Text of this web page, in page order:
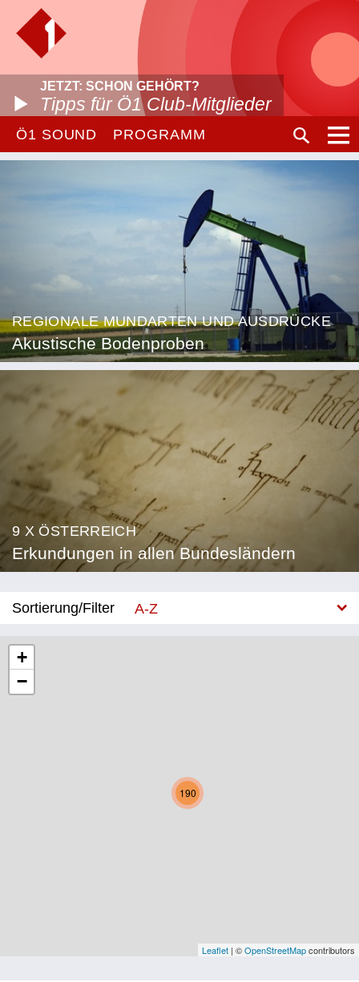
JETZT: SCHON GEHÖRT?
Tipps für Ö1 Club-Mitglieder
Ö1 SOUND PROGRAMM
REGIONALE MUNDARTEN UND AUSDRÜCKE
Akustische Bodenproben
9 X ÖSTERREICH
Erkundungen in allen Bundesländern
Sortierung/Filter
A-Z
Niederösterreich
Oberösterreich
Vorarlberg
190
+
−
Leaflet | ©OpenStreetMapcontributors